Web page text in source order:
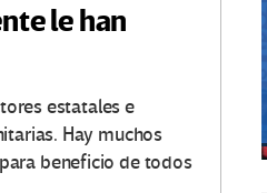
le han
estatales e
Hay muchos
beneficio de todos